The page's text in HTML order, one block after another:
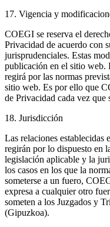
17. Vigencia y
COEGI se reserva el
Privacidad de acuerdo con
jurisprudenciales. Estas
publicación en el sitio web.
regirá por las normas
sitio web. Es por ello que
de Privacidad cada vez que
18. Jurisdicción
Las relaciones establecidas
regirán por lo dispuesto en
legislación aplicable y la
los casos en los que la
someterse a un fuero,
expresa a cualquier otro
someten a los Juzgados y
(Gipuzkoa).